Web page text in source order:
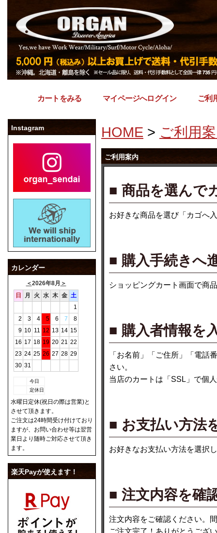
カートをみる マイページへログイン ご利
Instagram
カレンダー
＜2026年8月 ＞
日
月 火 水 木 金 土
1
2
3 4 5 6 7
8
9 10 11 12 13 14 15
16 17 18 19 20 21 22
23 24 25 26 27 28 29
30 31
今日
定休日
水曜日定休(祝日の際は営業)と
させて頂きます。
ご注文は24時間受け付けており
ますが、お問い合わせ等は翌営
業日より随時ご対応させて頂き
ます。
楽天Payが使えます！
HOME > ご利用
ご利用案内
■ 商品を選んで
お好きな商品を選び「カゴへ
■ 購入手続きへ
ショッピングカート画面で商
■ 購入者情報を
「お名前」「ご住所」「電話
さい。
当店のカートは「SSL」で個
■ お支払い方法
お好きなお支払い方法を選択
■ 注文内容を確
注文内容をご確認ください。
ご注文完了！ありがとうござ